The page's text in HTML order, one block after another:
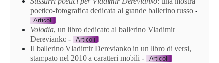
poetico-fotografica dedicata al grande ballerino russo -
Articoli
Volodia, un libro dedicato al ballerino Vladimir
Derevianko - Articoli
Il ballerino Vladimir Derevianko in un libro di versi,
stampato nel 2010 a caratteri mobili - Articoli